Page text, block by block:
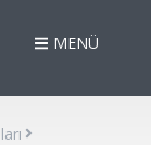
MENÜ